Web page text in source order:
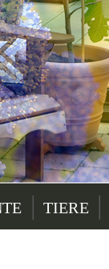
| TIERE |